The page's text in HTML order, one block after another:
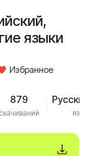
языки
Избранное
879
скачиваний
Русский
язык